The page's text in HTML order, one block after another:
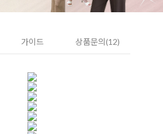
가이드 상품문의(12)